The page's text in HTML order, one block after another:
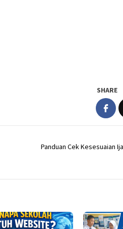
SHARE
Panduan Cek Kesesuaian